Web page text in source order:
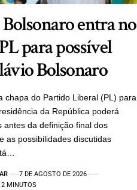
entra no
para possível
Bolsonaro
chapa do Partido Liberal (PL) para
da República poderá
antes da definição final dos
as possibilidades discutidas
7 DE AGOSTO DE 2026
2 MINUTOS